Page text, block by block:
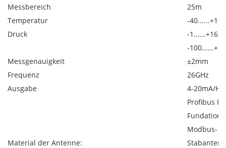
Messbereich
25m
Temperatur
-
Druck
-
-
Messgenauigkeit
±2mm
Frequenz
26GHz
Ausgabe
4-20mA/
Profibus
Fundation
Modbus-
Material der Antenne: